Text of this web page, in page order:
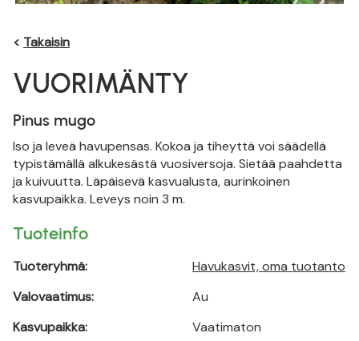
< Takaisin
VUORIMÄNTY
Pinus mugo
Iso ja leveä havupensas. Kokoa ja tiheyttä voi säädellä
typistämällä alkukesästä vuosiversoja. Sietää paahdetta
ja kuivuutta. Läpäisevä kasvualusta, aurinkoinen
kasvupaikka. Leveys noin 3 m.
Tuoteinfo
Tuoteryhmä:
Valovaatimus:
Kasvupaikka:
Havukasvit, oma tuotanto
Au
Vaatimaton